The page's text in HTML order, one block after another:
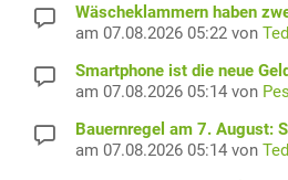
Wäscheklammern haben
am 07.08.2026 05:22 von
Smartphone ist die neue
am 07.08.2026 05:14 von
Bauernregel am 7. August:
am 07.08.2026 05:14 von